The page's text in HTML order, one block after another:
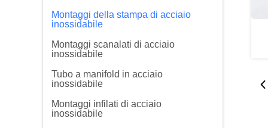
Montaggi della stampa di acciaio
inossidabile
Montaggi scanalati di acciaio
inossidabile
Tubo a manifold in acciaio
inossidabile
Montaggi infilati di acciaio
inossidabile